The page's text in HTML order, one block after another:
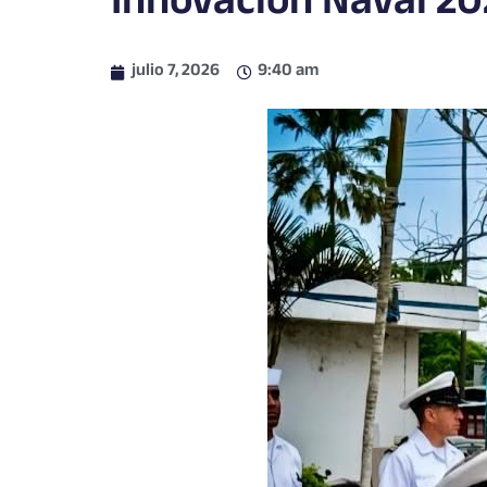
julio 7, 2026 9:40 am